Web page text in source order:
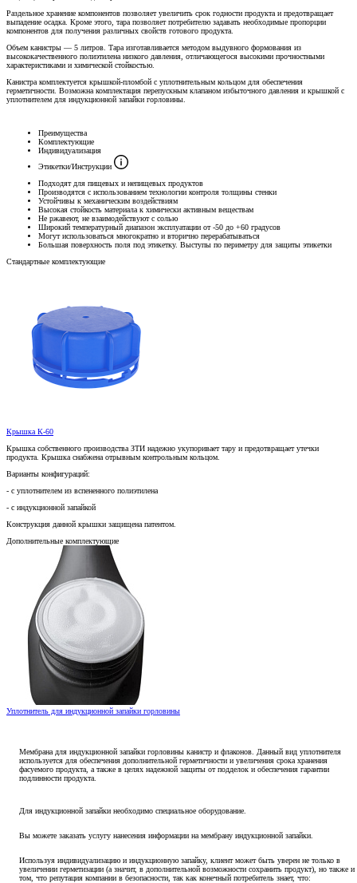
Раздельное хранение компонентов позволяет увеличить срок годности продукта и предотвращает
выпадение осадка. Кроме этого, тара позволяет потребителю задавать необходимые пропорции
компонентов для получения различных свойств готового продукта.
Объем канистры — 5 литров. Тара изготавливается методом выдувного формования из
высококачественного полиэтилена низкого давления, отличающегося высокими прочностными
характеристиками и химической стойкостью.
Канистра комплектуется крышкой-пломбой с уплотнительным кольцом для обеспечения
герметичности. Возможна комплектация перепускным клапаном избыточного давления и крышкой с
уплотнителем для индукционной запайки горловины.
Преимущества
Комплектующие
Индивидуализация
Этикетки/Инструкции
Подходят для пищевых и непищевых продуктов
Производятся с использованием технологии контроля толщины стенки
Устойчивы к механическим воздействиям
Высокая стойкость материала к химически активным веществам
Не ржавеют, не взаимодействуют с солью
Широкий температурный диапазон эксплуатации от -50 до +60 градусов
Могут использоваться многократно и вторично перерабатываться
Большая поверхность поля под этикетку. Выступы по периметру для защиты этикетки
Стандартные комплектующие
Крышка К-60
Крышка собственного производства ЗТИ надежно укупоривает тару и предотвращает утечки
продукта. Крышка снабжена отрывным контрольным кольцом.
Варианты конфигураций:
- с уплотнителем из вспененного полиэтилена
- с индукционной запайкой
Конструкция данной крышки защищена патентом.
Дополнительные комплектующие
Уплотнитель для индукционной запайки горловины
Мембрана для индукционной запайки горловины канистр и флаконов. Данный вид уплотнителя
используется для обеспечения дополнительной герметичности и увеличения срока хранения
фасуемого продукта, а также в целях надежной защиты от подделок и обеспечения гарантии
подлинности продукта.
Для индукционной запайки необходимо специальное оборудование.
Вы можете заказать услугу нанесения информации на мембрану индукционной запайки.
Используя индивидуализацию и индукционную запайку, клиент может быть уверен не только в
увеличении герметизации (а значит, в дополнительной возможности сохранить продукт), но также и
том, что репутация компании в безопасности, так как конечный потребитель знает, что: